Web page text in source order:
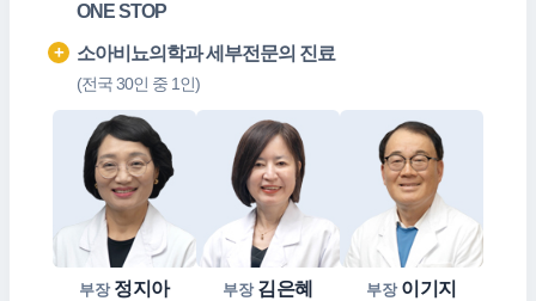
부장 정지아 부장 김은혜 부장 이기지
ONE STOP
소아비뇨의학과 세부전문의 진료
(전국 30인 중 1인)